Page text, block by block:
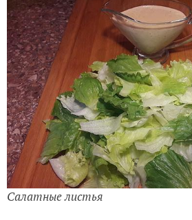
Салатные листья